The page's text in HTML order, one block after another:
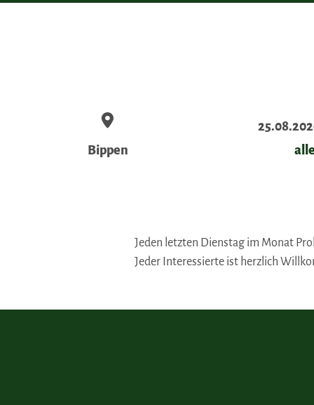
Bippen
Jeden letzten Dienstag im Monat
Jeder Interessierte ist herzlich